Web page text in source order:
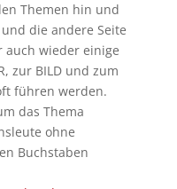
Themen hin und
die andere Seite
auch wieder einige
zur BILD und zum
führen werden.
das Thema
ohne
Buchstaben